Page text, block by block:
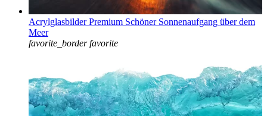
Acrylglasbilder Premium Schöner Sonnenaufgang über dem
Meer
favorite_border favorite